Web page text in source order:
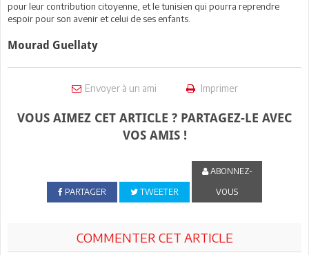
pour leur contribution citoyenne, et le tunisien qui pourra reprendre
espoir pour son avenir et celui de ses enfants.
Mourad Guellaty
Envoyer à un ami Imprimer
VOUS AIMEZ CET ARTICLE ? PARTAGEZ-LE AVEC
VOS AMIS !
PARTAGER TWEETER
ABONNEZ-
VOUS
COMMENTER CET ARTICLE